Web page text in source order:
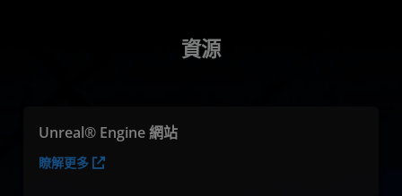
資源
Unreal® Engine 網站
瞭解更多